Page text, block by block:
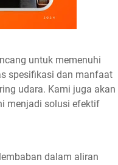
untuk memenuhi
spesifikasi dan manfaat
udara. Kami juga akan
menjadi solusi efektif
dalam aliran